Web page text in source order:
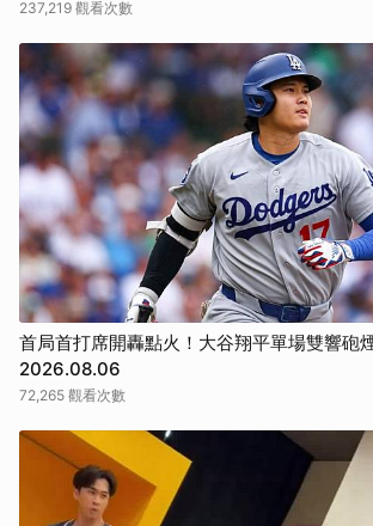
237,219 觀看次數
首局首打席開轟點火！大谷翔平單場雙響砲
2026.08.06
72,265 觀看次數